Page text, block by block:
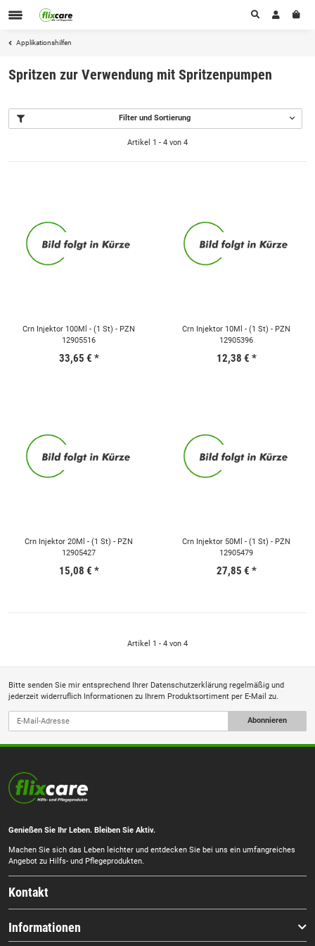
Applikationshilfen
Spritzen zur Verwendung mit Spritzenpumpen
Filter und Sortierung
Artikel 1 - 4 von 4
Crn Injektor 100Ml - (1 St) - PZN
12905516
33,65 € *
Crn Injektor 10Ml - (1 St) - PZN
12905396
12,38 € *
Crn Injektor 20Ml - (1 St) - PZN
12905427
15,08 € *
Crn Injektor 50Ml - (1 St) - PZN
12905479
27,85 € *
Artikel 1 - 4 von 4
Bitte senden Sie mir entsprechend Ihrer Datenschutzerklärung regelmäßig und
jederzeit widerruflich Informationen zu Ihrem Produktsortiment per E-Mail zu.
Abonnieren
Genießen Sie Ihr Leben. Bleiben Sie Aktiv.
Machen Sie sich das Leben leichter und entdecken Sie bei uns ein umfangreiches
Angebot zu Hilfs- und Pflegeprodukten.
Kontakt
Informationen